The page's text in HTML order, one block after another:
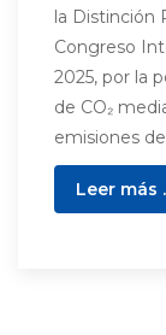
la Distinción
Congreso
2025, por la
de CO₂
emisiones de
Leer más